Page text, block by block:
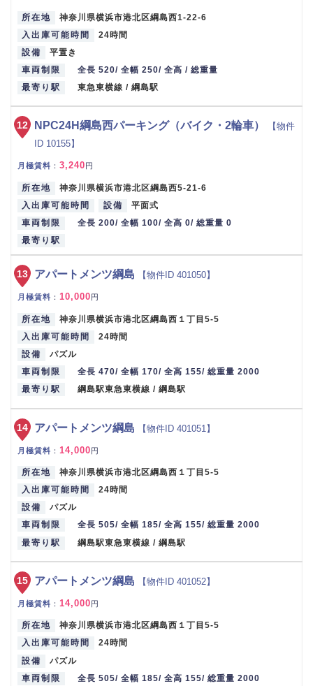
所在地
神奈川県横浜市港北区綱島西1-22-6
入出庫可能時間
24時間
設備
平置き
車両制限
全長 520/ 全幅 250/ 全高 / 総重量
最寄り駅
東急東横線 / 綱島駅
NPC24H綱島西パーキング（バイク・2輪車）
【物件
ID 10155】
月極賃料 ： 3,240 円
所在地
神奈川県横浜市港北区綱島西5-21-6
入出庫可能時間
設備
平面式
車両制限
全長 200/ 全幅 100/ 全高 0/ 総重量 0
最寄り駅
12
アパートメンツ綱島 【物件ID 401050】
月極賃料 ： 10,000 円
所在地
神奈川県横浜市港北区綱島西１丁目5-5
入出庫可能時間
24時間
設備
パズル
車両制限
全長 470/ 全幅 170/ 全高 155/ 総重量 2000
最寄り駅
綱島駅東急東横線 / 綱島駅
13
アパートメンツ綱島 【物件ID 401051】
月極賃料 ： 14,000円
所在地
神奈川県横浜市港北区綱島西１丁目5-5
入出庫可能時間
24時間
設備
パズル
車両制限
全長 505/ 全幅 185/ 全高 155/ 総重量 2000
最寄り駅
綱島駅東急東横線 / 綱島駅
14
アパートメンツ綱島 【物件ID 401052】
月極賃料 ： 14,000円
所在地
神奈川県横浜市港北区綱島西１丁目5-5
入出庫可能時間
24時間
設備
パズル
車両制限
全長 505/ 全幅 185/ 全高 155/ 総重量 2000
15